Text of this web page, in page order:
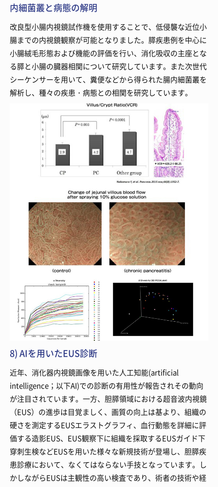
内細菌叢と病態の解明
改良型小腸内視鏡試作機を使用することで、低侵襲な近位小
腸までの内視鏡観察が可能となりました。膵疾患例を中心に
小腸絨毛形態および機能の評価を行い、消化吸収の主座とな
る膵と小腸の臓器相関について研究しています。また次世代
シーケンサーを用いて、糞便などから得られた腸内細菌叢を
解析し、種々の疾患・病態との相関を研究しています。
8) AIを用いたEUS診断
近年、消化器内視鏡画像を用いた人工知能(artificial
intelligence；以下AI)での診断の有用性が報告されその動向
が注目されています。一方、胆膵領域における超音波内視鏡
（EUS）の進歩は目覚ましく、画質の向上は基より、組織の
硬さを測定するEUSエラストグラフィ、血行動態を詳細に評
価する造影EUS、EUS観察下に組織を採取するEUSガイド下
穿刺生検などEUSを用いた様々な新規技術が登場し、胆膵疾
患診療において、なくてはならない手技となっています。し
かしながらEUSは主観性の高い検査であり、術者の技術や経